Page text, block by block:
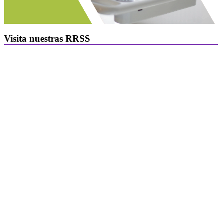
Visita nuestras RRSS